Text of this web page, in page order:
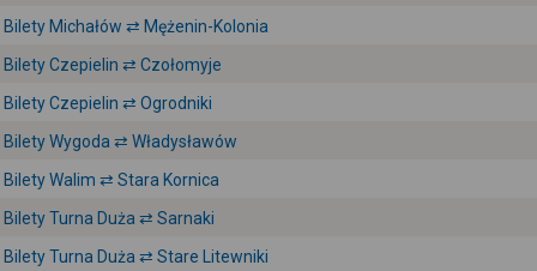
Bilety Michałów ⇄ Mężenin-Kolonia
Bilety Czepielin ⇄ Czołomyje
Bilety Czepielin ⇄ Ogrodniki
Bilety Wygoda ⇄ Władysławów
Bilety Walim ⇄ Stara Kornica
Bilety Turna Duża ⇄ Sarnaki
Bilety Turna Duża ⇄ Stare Litewniki